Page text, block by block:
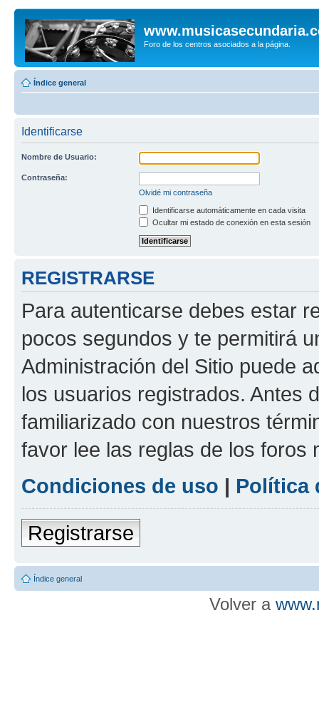
Foro de los centros asociados a la página.
Índice general
Identificarse
Nombre de Usuario:
Contraseña:
Olvidé mi contraseña
Identificarse automáticamente en cada visita
Ocultar mi estado de conexión en esta sesión
REGISTRARSE
Para autenticarse debes estar
pocos segundos y te permitirá
Administración del Sitio puede
los usuarios registrados. Antes
familiarizado con nuestros
favor lee las reglas de los foros
Condiciones de uso | Política
Registrarse
Índice general
Volver a